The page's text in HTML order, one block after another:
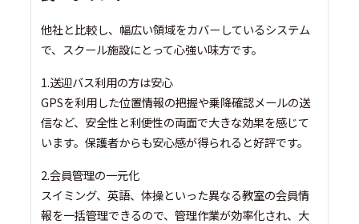
他社と比較し、幅広い領域をカバーしているシステム
で、スクール施設にとって心強い味方です。
1.送迎バス利用の方は安心
GPSを利用した位置情報の把握や乗降確認メールの送
信など、安全性と利便性の両面で大きな効果を感じて
います。保護者からも安心感が得られると好評です。
2.会員管理の一元化
スイミング、英語、体操といった異なる教室の会員情
報を一括管理できるので、管理作業が効率化され、大